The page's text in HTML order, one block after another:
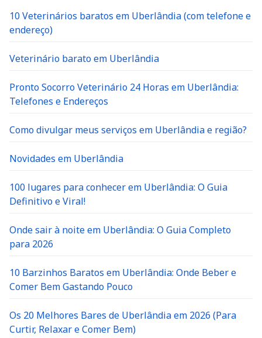
10 Veterinários baratos em Uberlândia (com telefone e
endereço)
Veterinário barato em Uberlândia
Pronto Socorro Veterinário 24 Horas em Uberlândia:
Telefones e Endereços
Como divulgar meus serviços em Uberlândia e região?
Novidades em Uberlândia
100 lugares para conhecer em Uberlândia: O Guia
Definitivo e Viral!
Onde sair à noite em Uberlândia: O Guia Completo
para 2026
10 Barzinhos Baratos em Uberlândia: Onde Beber e
Comer Bem Gastando Pouco
Os 20 Melhores Bares de Uberlândia em 2026 (Para
Curtir, Relaxar e Comer Bem)